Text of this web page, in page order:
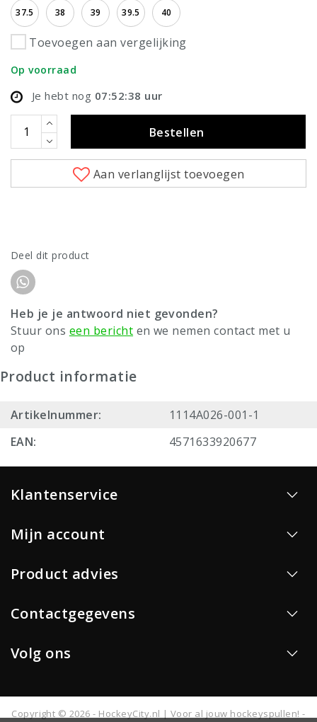
37.5 38 39 39.5 40
Toevoegen aan vergelijking
Op voorraad
Je hebt nog 07:52:38 uur
Bestellen
Aan verlanglijst toevoegen
Deel dit product
Heb je je antwoord niet gevonden?
Stuur ons een bericht en we nemen contact met u
op
Product informatie
Artikelnummer:
1114A026-001-1
EAN:
4571633920677
Klantenservice
Mijn account
Product advies
Contactgegevens
Volg ons
Copyright © 2026 - HockeyCity.nl | Voor al jouw hockeyspullen! -